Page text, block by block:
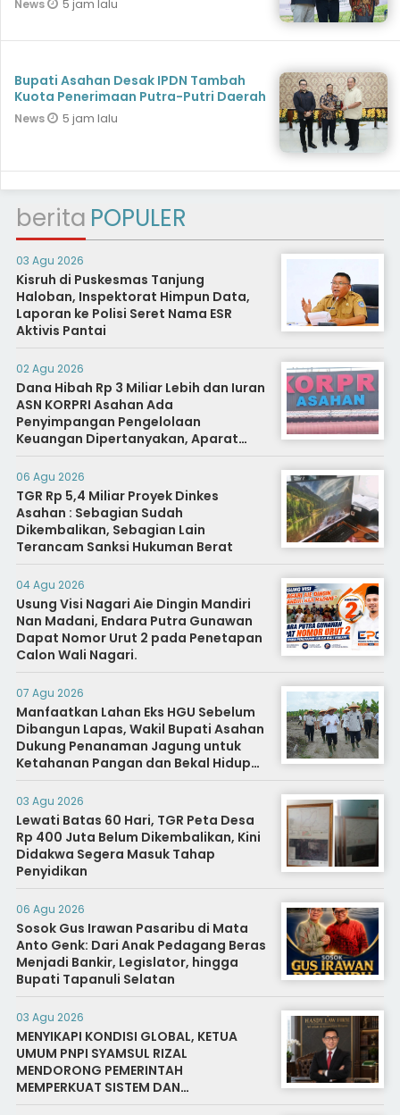
News 5 jam lalu
Bupati Asahan Desak IPDN Tambah
Kuota Penerimaan Putra-Putri Daerah
News 5 jam lalu
berita POPULER
03 Agu 2026
Kisruh di Puskesmas Tanjung
Haloban, Inspektorat Himpun Data,
Laporan ke Polisi Seret Nama ESR
Aktivis Pantai
02 Agu 2026
Dana Hibah Rp 3 Miliar Lebih dan Iuran
ASN KORPRI Asahan Ada
Penyimpangan Pengelolaan
Keuangan Dipertanyakan, Aparat
Diminta Segera Usut
06 Agu 2026
TGR Rp 5,4 Miliar Proyek Dinkes
Asahan : Sebagian Sudah
Dikembalikan, Sebagian Lain
Terancam Sanksi Hukuman Berat
04 Agu 2026
Usung Visi Nagari Aie Dingin Mandiri
Nan Madani, Endara Putra Gunawan
Dapat Nomor Urut 2 pada Penetapan
Calon Wali Nagari.
07 Agu 2026
Manfaatkan Lahan Eks HGU Sebelum
Dibangun Lapas, Wakil Bupati Asahan
Dukung Penanaman Jagung untuk
Ketahanan Pangan dan Bekal Hidup
Warga Binaan
03 Agu 2026
Lewati Batas 60 Hari, TGR Peta Desa
Rp 400 Juta Belum Dikembalikan, Kini
Didakwa Segera Masuk Tahap
Penyidikan
06 Agu 2026
Sosok Gus Irawan Pasaribu di Mata
Anto Genk: Dari Anak Pedagang Beras
Menjadi Bankir, Legislator, hingga
Bupati Tapanuli Selatan
03 Agu 2026
MENYIKAPI KONDISI GLOBAL, KETUA
UMUM PNPI SYAMSUL RIZAL
MENDORONG PEMERINTAH
MEMPERKUAT SISTEM DAN
INFRASTRUKTUR INTELIJEN NEGARA